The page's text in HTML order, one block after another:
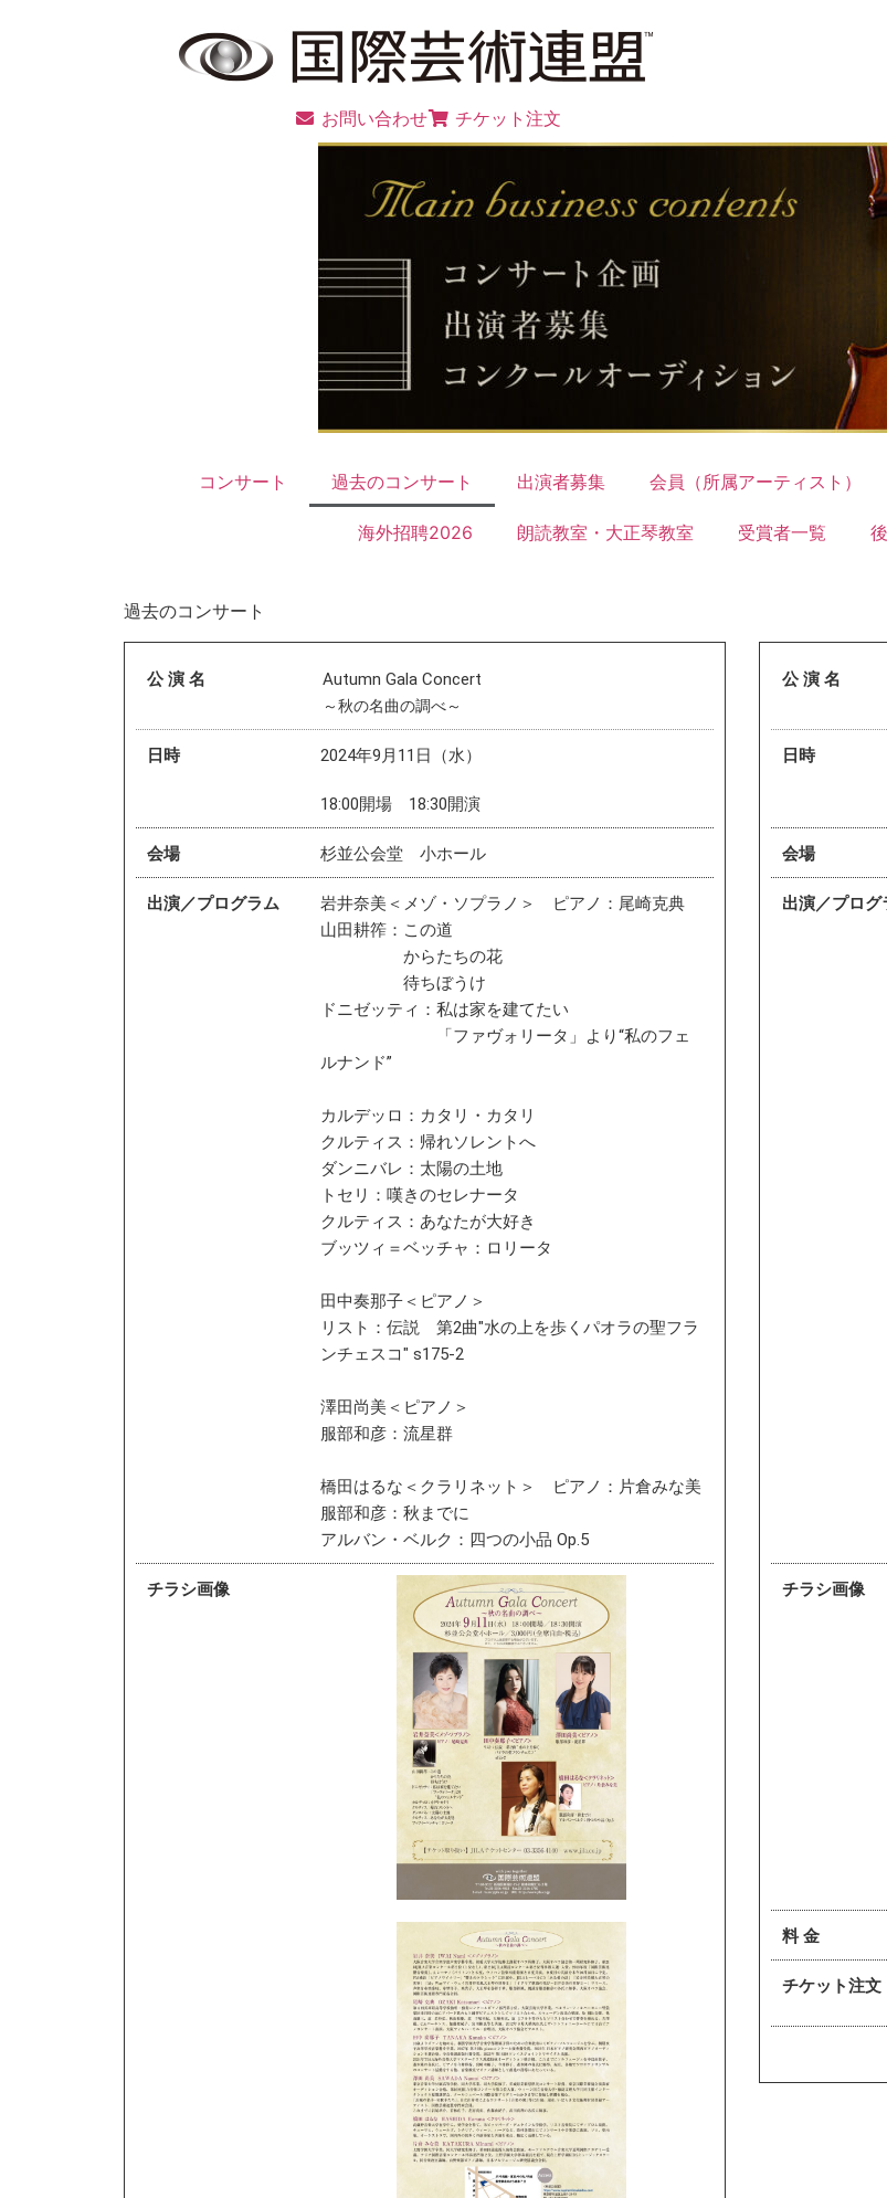
お問い合わせ チケット注文
コンサート 過去のコンサート 出演者募集 会員（所属アーティスト）
海外招聘2026 朗読教室・大正琴教室 受賞者一覧
過去のコンサート
公 演 名 Autumn Gala Concert
～秋の名曲の調べ～
日時 2024年9月11日（水）
18:00開場 18:30開演
会場 杉並公会堂 小ホール
出演／プログラム
岩井奈美＜メゾ・ソプラノ＞ ピアノ：尾崎克典
山田耕筰：この道
からたちの花
待ちぼうけ
ドニゼッティ：私は家を建てたい
「ファヴォリータ」より“私のフェ
ルナンド”
カルデッロ：カタリ・カタリ
クルティス：帰れソレントへ
ダンニバレ：太陽の土地
トセリ：嘆きのセレナータ
クルティス：あなたが大好き
ブッツィ＝ベッチャ：ロリータ
田中奏那子＜ピアノ＞
リスト：伝説 第2曲"水の上を歩くパオラの聖フラ
ンチェスコ" s175-2
澤田尚美＜ピアノ＞
服部和彦：流星群
橋田はるな＜クラリネット＞ ピアノ：片倉みな美
服部和彦：秋までに
アルバン・ベルク：四つの小品 Op.5
チラシ画像
公 演 名
日時
会場
出演／プログ
チラシ画像
料 金
チケット注文